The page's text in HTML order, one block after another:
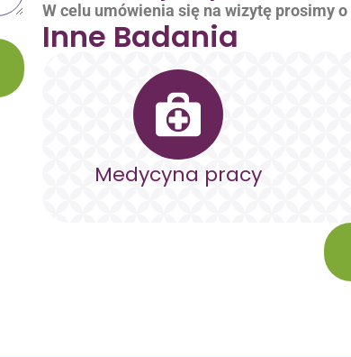
W celu umówienia się na wizytę prosimy
Inne Badania
Medycyna pracy